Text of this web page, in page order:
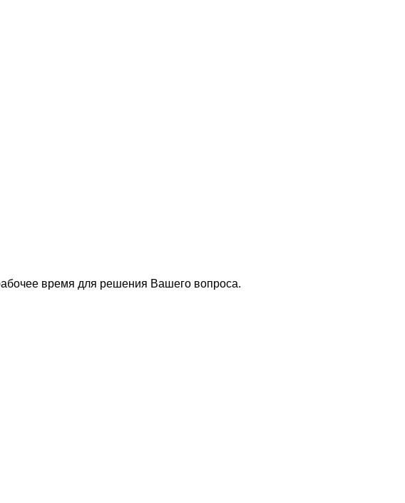
время для решения Вашего вопроса.